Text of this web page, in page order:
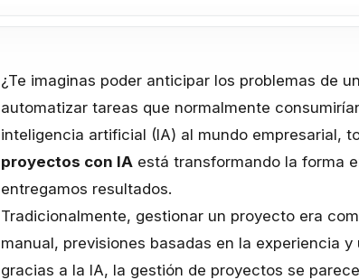
¿Te imaginas poder anticipar los problemas de
automatizar tareas que normalmente
inteligencia artificial (IA) al mundo empresarial,
proyectos con IA está transformando la forma
entregamos resultados.
Tradicionalmente, gestionar un proyecto era
manual, previsiones basadas en la experiencia
gracias a la IA, la gestión de proyectos se